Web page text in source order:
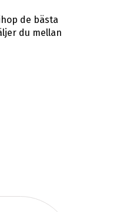
de bästa
du mellan